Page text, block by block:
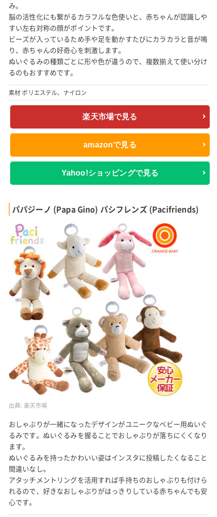
み。
脳の活性化にも繋がるカラフルな色使いと、赤ちゃんが認識しや
すい左右対称の顔がポイントです。
ビーズが入っているため手や足を動かすたびにカラカラと音が鳴
り、赤ちゃんの好奇心を刺激します。
ぬいぐるみの種類ごとに形や色が違うので、複数揃えて使い分け
るのもおすすめです。
素材 ポリエステル、ナイロン
楽天市場で見る
amazonで見る
Yahoo!ショッピングで見る
パパジーノ (Papa Gino) パシフレンズ (Pacifriends)
出典: 楽天市場
おしゃぶりが一緒になったデザインがユニークなベビー用ぬいぐ
るみです。ぬいぐるみを握ることでおしゃぶりが落ちにくくなり
ます。
ぬいぐるみを持ったかわいい姿はインスタに投稿したくなること
間違いなし。
アタッチメントリングを活用すれば手持ちのおしゃぶりも付けら
れるので、好きなおしゃぶりがはっきりしている赤ちゃんでも安
心です。